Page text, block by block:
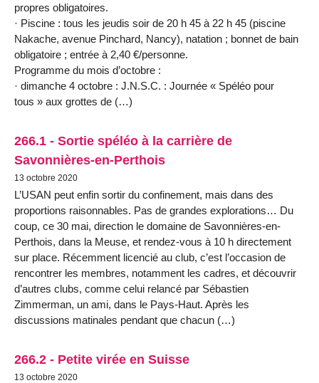
propres obligatoires.
· Piscine : tous les jeudis soir de 20 h 45 à 22 h 45 (piscine
Nakache, avenue Pinchard, Nancy), natation ; bonnet de bain
obligatoire ; entrée à 2,40 €/personne.
Programme du mois d’octobre :
· dimanche 4 octobre : J.N.S.C. : Journée « Spéléo pour
tous » aux grottes de (…)
266.1 - Sortie spéléo à la carrière de
Savonnières-en-Perthois
13 octobre 2020
L’USAN peut enfin sortir du confinement, mais dans des
proportions raisonnables. Pas de grandes explorations… Du
coup, ce 30 mai, direction le domaine de Savonnières-en-
Perthois, dans la Meuse, et rendez-vous à 10 h directement
sur place. Récemment licencié au club, c’est l’occasion de
rencontrer les membres, notamment les cadres, et découvrir
d’autres clubs, comme celui relancé par Sébastien
Zimmerman, un ami, dans le Pays-Haut. Après les
discussions matinales pendant que chacun (…)
266.2 - Petite virée en Suisse
13 octobre 2020